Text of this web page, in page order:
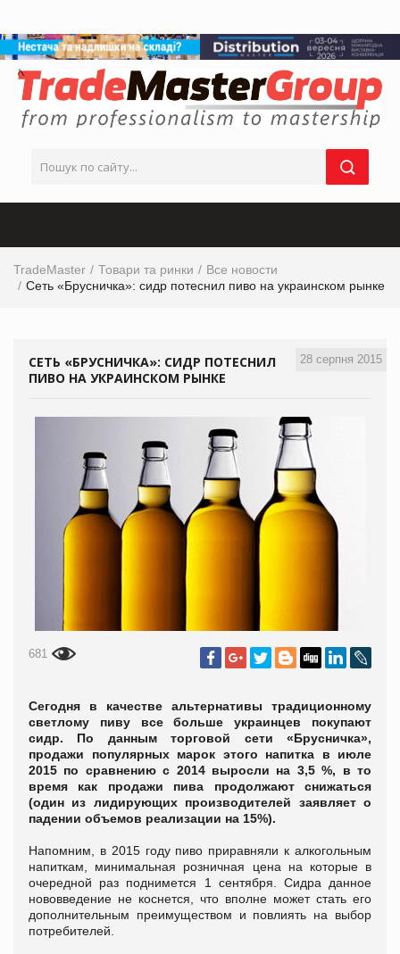
TradeMaster Товари та ринки
Все новости
Сеть «Брусничка»: сидр потеснил пиво на украинском рынке
28 серпня 2015
СЕТЬ «БРУСНИЧКА»: СИДР ПОТЕСНИЛ
ПИВО НА УКРАИНСКОМ РЫНКЕ
681
Сегодня в качестве альтернативы традиционному
светлому пиву все больше украинцев покупают
сидр. По данным торговой сети «Брусничка»,
продажи популярных марок этого напитка в июле
2015 по сравнению с 2014 выросли на 3,5 %, в то
время как продажи пива продолжают снижаться
(один из лидирующих производителей заявляет о
падении объемов реализации на 15%).
Напомним, в 2015 году пиво приравняли к алкогольным
напиткам, минимальная розничная цена на которые в
очередной раз поднимется 1 сентября. Сидра данное
нововведение не коснется, что вполне может стать его
дополнительным преимуществом и повлиять на выбор
потребителей.